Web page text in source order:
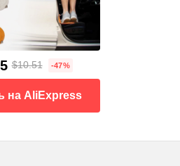
$10.51 -47%
на AliExpress